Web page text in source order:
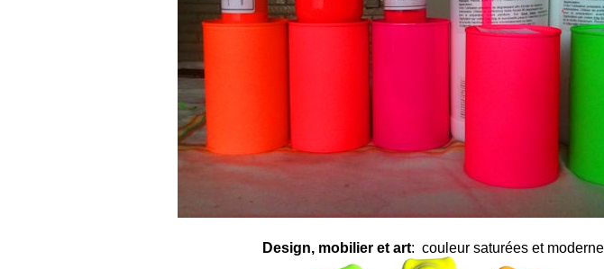
Design, mobilier et art: couleur saturées et